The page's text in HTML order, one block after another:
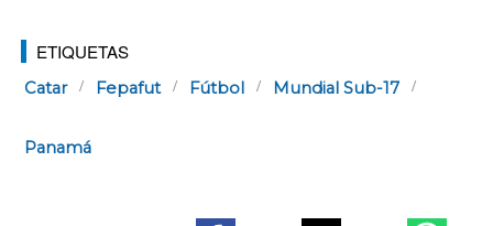
ETIQUETAS
Catar Fepafut Fútbol Mundial Sub-17
Panamá